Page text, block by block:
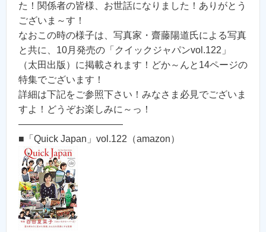
た！関係者の皆様、お世話になりました！ありがとう
ございま～す！
なおこの時の様子は、写真家・齋藤陽道氏による写真
と共に、10月発売の「クイックジャパンvol.122」
（太田出版）に掲載されます！どか～んと14ページの
特集でございます！
詳細は下記をご参照下さい！みなさま必見でございま
すよ！どうぞお楽しみに～っ！
———————————
■「Quick Japan」vol.122（amazon）